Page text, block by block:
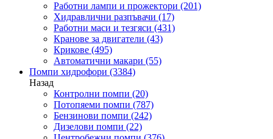
Работни лампи и прожектори (201)
Хидравлични разпъвачи (17)
Работни маси и тезгяси (431)
Кранове за двигатели (43)
Крикове (495)
Автоматични макари (55)
Помпи хидрофори (3384)
Назад
Контролни помпи (20)
Потопяеми помпи (787)
Бензинови помпи (242)
Дизелови помпи (22)